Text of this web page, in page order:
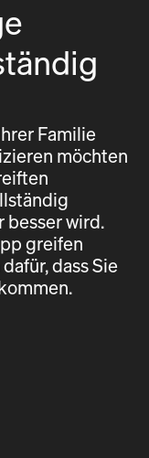
Familie
möchten
besser wird.
greifen
dass Sie